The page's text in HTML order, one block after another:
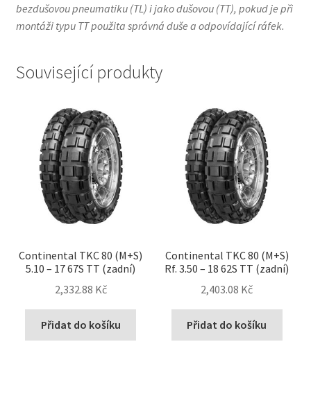
bezdušovou pneumatiku (TL) i jako dušovou (TT), pokud je při
montáži typu TT použita správná duše a odpovídající ráfek.
Související produkty
Continental TKC 80 (M+S)
5.10 – 17 67S TT (zadní)
2,332.88 Kč
Přidat do košíku
Continental TKC 80 (M+S)
Rf. 3.50 – 18 62S TT (zadní)
2,403.08 Kč
Přidat do košíku